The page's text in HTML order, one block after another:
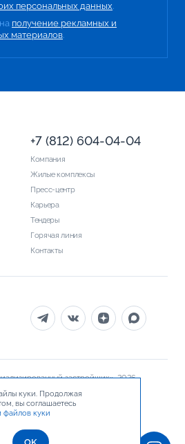
персональных данных.
получение рекламных и
материалов.
Компания
Жилые комплексы
Пресс-центр
Карьера
Тендеры
Горячая линия
Контакты
+7 (812) 604-04-04
застройщик», 2026
данных
данных
Документы
куки. Продолжая
вы соглашаетесь
файлов куки
OK